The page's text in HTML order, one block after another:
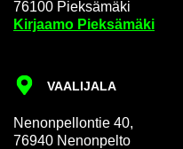
76100 Piek­sä­mä­ki
Kir­jaa­mo Piek­sä­mä­ki
VAA­LI­JA­LA
Ne­non­pel­lon­tie 40,
76940 Ne­non­pel­to